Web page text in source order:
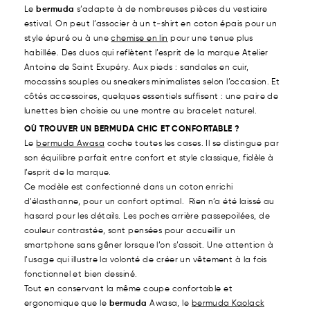
Le bermuda s’adapte à de nombreuses pièces du vestiaire
estival. On peut l’associer à un t-shirt en coton épais pour un
style épuré ou à unechemise en lin pour une tenue plus
habillée. Des duos qui reflètent l’esprit de la marque Atelier
Antoine de Saint Exupéry. Aux pieds : sandales en cuir,
mocassins souples ou sneakers minimalistes selon l’occasion. Et
côtés accessoires, quelques essentiels suffisent : une paire de
lunettes bien choisie ou une montre au bracelet naturel.
OÙ TROUVER UN BERMUDA CHIC ET CONFORTABLE ?
Le bermuda Awasa coche toutes les cases. Il se distingue par
son équilibre parfait entre confort et style classique, fidèle à
l’esprit de la marque.
Ce modèle est confectionné dans un coton enrichi
d’élasthanne, pour un confort optimal. Rien n’a été laissé au
hasard pour les détails. Les poches arrière passepoilées, de
couleur contrastée, sont pensées pour accueillir un
smartphone sans gêner lorsque l’on s’assoit. Une attention à
l’usage qui illustre la volonté de créer un vêtement à la fois
fonctionnel et bien dessiné.
Tout en conservant la même coupe confortable et
ergonomique que le bermuda Awasa, le bermuda Kaolack